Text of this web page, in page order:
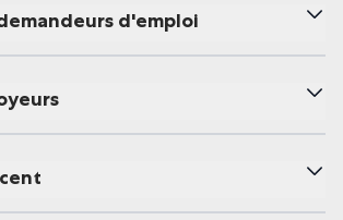
d'emploi